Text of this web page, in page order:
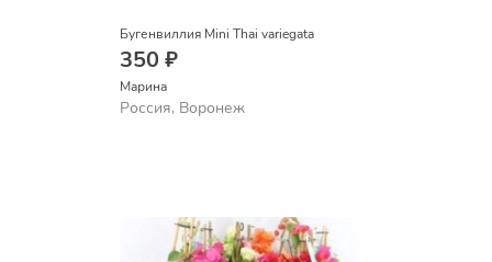
Бугенвиллия Mini Thai variegata
350 ₽
Марина
Россия, Воронеж